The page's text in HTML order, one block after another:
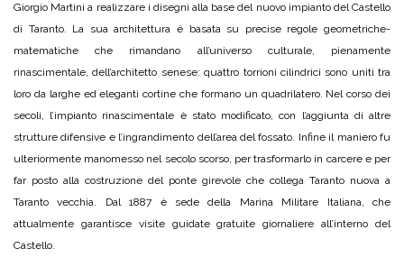
Giorgio Martini a realizzare i disegni alla base del nuovo impianto del Castello
di Taranto. La sua architettura è basata su precise regole geometriche-
matematiche che rimandano all’universo culturale, pienamente
rinascimentale, dell’architetto senese: quattro torrioni cilindrici sono uniti tra
loro da larghe ed eleganti cortine che formano un quadrilatero. Nel corso dei
secoli, l’impianto rinascimentale è stato modificato, con l’aggiunta di altre
strutture difensive e l’ingrandimento dell’area del fossato. Infine il maniero fu
ulteriormente manomesso nel secolo scorso, per trasformarlo in carcere e per
far posto alla costruzione del ponte girevole che collega Taranto nuova a
Taranto vecchia. Dal 1887 è sede della Marina Militare Italiana, che
attualmente garantisce visite guidate gratuite giornaliere all’interno del
Castello.